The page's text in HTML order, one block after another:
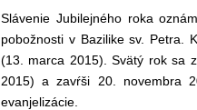
Slávenie Jubilejného roka
pobožnosti v Bazilike sv. Petra.
(13. marca 2015). Svätý rok sa
2015) a zavŕši 20. novembra
evanjelizácie.